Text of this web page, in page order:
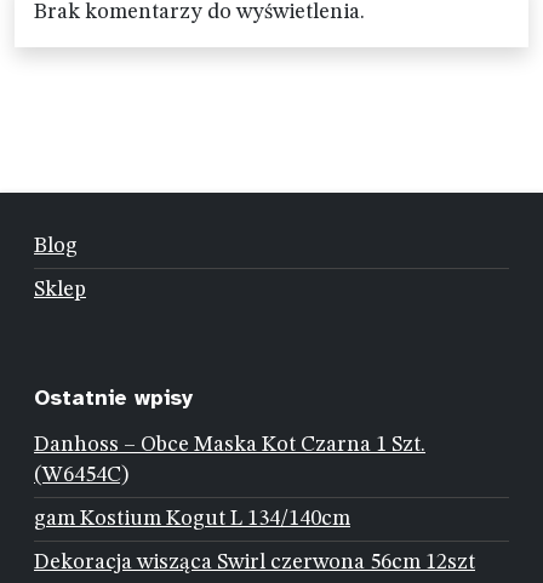
Brak komentarzy do wyświetlenia.
Blog
Sklep
Ostatnie wpisy
Danhoss – Obce Maska Kot Czarna 1 Szt.
(W6454C)
gam Kostium Kogut L 134/140cm
Dekoracja wisząca Swirl czerwona 56cm 12szt